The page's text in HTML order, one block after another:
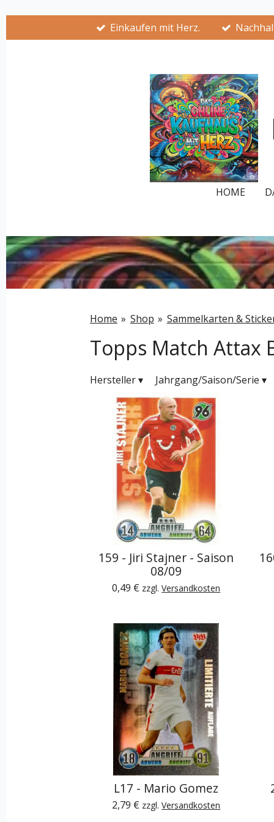
springen
Einkaufen mit Herz.
HOME
Home » Shop » Sammelkarten &
Topps Match Attax
Hersteller▾ Jahrgang/Saison/Serie ▾
159 - Jiri Stajner - Saison
08/09
0,49 € zzgl.Versandkosten
L17 - Mario Gomez
2,79 € zzgl.Versandkosten